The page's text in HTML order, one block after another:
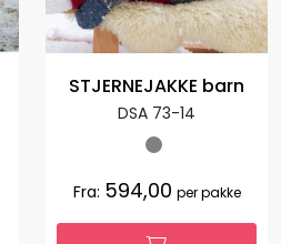
STJERNEJAKKE barn
DSA 73-14
Fra: 594,00 per pakke